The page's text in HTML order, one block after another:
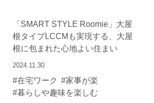
「SMART STYLE Roomie」大屋
根タイプLCCMも実現する、大屋
根に包まれた心地よい住まい
2024.11.30
#在宅ワーク #家事が楽
#暮らしや趣味を楽しむ